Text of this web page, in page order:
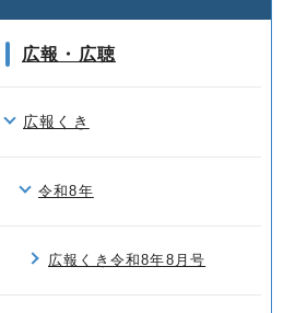
広報・広聴
広報くき
令和8年
広報くき令和8年8月号